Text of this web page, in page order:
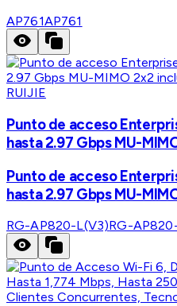
AP761AP761
RUIJIE
Punto de acceso
hasta 2.97 Gbps MU-
Punto de acceso
hasta 2.97 Gbps MU-
RG-AP820-L(V3)RG-